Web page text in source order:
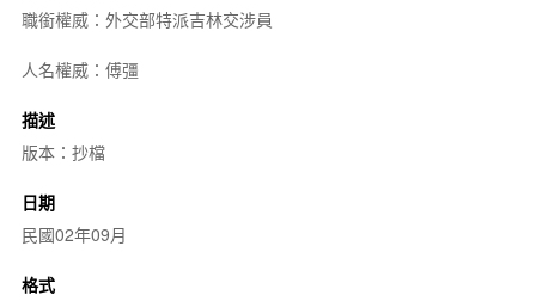
職銜權威：外交部特派吉林交涉員
人名權威：傅彊
描述
版本：抄檔
日期
民國02年09月
格式